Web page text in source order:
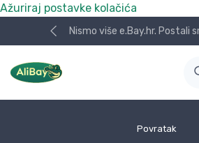
Ažuriraj postavke kolačića
Nismo više e.Bay.hr. Postali
Povratak